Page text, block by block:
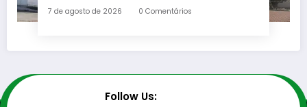
7 de agosto de 2026 0 Comentários
Follow Us: